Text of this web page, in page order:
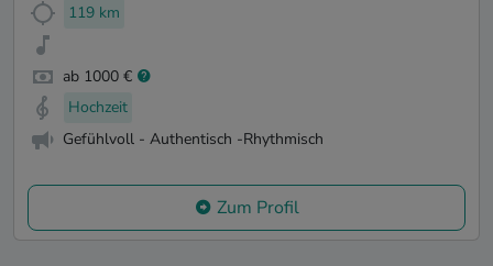
119 km
ab 1000 €
Hochzeit
Gefühlvoll - Authentisch -Rhythmisch
Zum Profil